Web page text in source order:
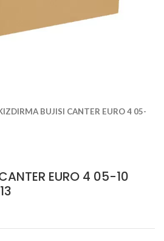
BUJISI CANTER EURO 4 05-
EURO 4 05-10